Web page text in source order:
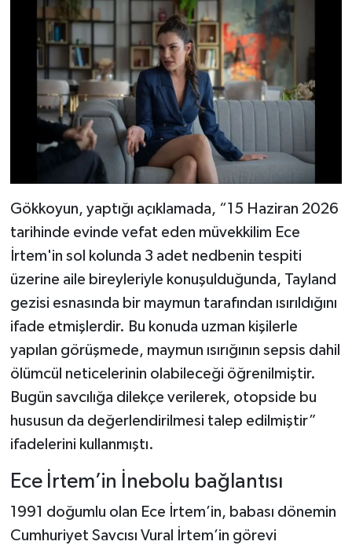
Gökkoyun, yaptığı açıklamada, “15 Haziran 2026
tarihinde evinde vefat eden müvekkilim Ece
İrtem'in sol kolunda 3 adet nedbenin tespiti
üzerine aile bireyleriyle konuşulduğunda, Tayland
gezisi esnasında bir maymun tarafından ısırıldığını
ifade etmişlerdir. Bu konuda uzman kişilerle
yapılan görüşmede, maymun ısırığının sepsis dahil
ölümcül neticelerinin olabileceği öğrenilmiştir.
Bugün savcılığa dilekçe verilerek, otopside bu
hususun da değerlendirilmesi talep edilmiştir”
ifadelerini kullanmıştı.
Ece İrtem’in İnebolu bağlantısı
1991 doğumlu olan Ece İrtem’in, babası dönemin
Cumhuriyet Savcısı Vural İrtem’in görevi